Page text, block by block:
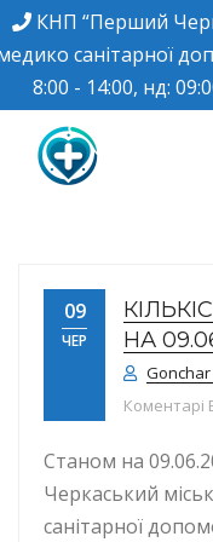
КНП “Перший
санітарної
8:00 - 14:00, нд:
центр
09
ЧЕР
НА
Gonchar
Коментарі
Станом на
Черкаський
санітарної